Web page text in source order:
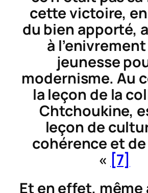
cette victoire,
du bien apporté,
à
jeunesse
modernisme. Au
la leçon de la
Chtchoukine,
leçon de
cohérence et
« [7]
Et en effet, même